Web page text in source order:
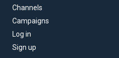
Channels
Campaigns
Log in
Sign up